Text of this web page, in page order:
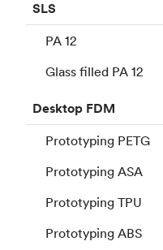
SLS
PA 12
Glass filled PA 12
Desktop FDM
Prototyping PETG
Prototyping ASA
Prototyping TPU
Prototyping ABS